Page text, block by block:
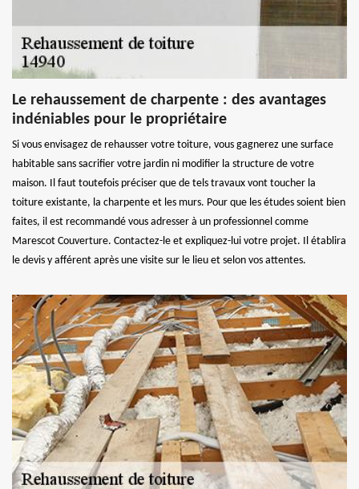
Le rehaussement de charpente : des avantages
indéniables pour le propriétaire
Si vous envisagez de rehausser votre toiture, vous gagnerez une surface
habitable sans sacrifier votre jardin ni modifier la structure de votre
maison. Il faut toutefois préciser que de tels travaux vont toucher la
toiture existante, la charpente et les murs. Pour que les études soient bien
faites, il est recommandé vous adresser à un professionnel comme
Marescot Couverture. Contactez-le et expliquez-lui votre projet. Il établira
le devis y afférent après une visite sur le lieu et selon vos attentes.